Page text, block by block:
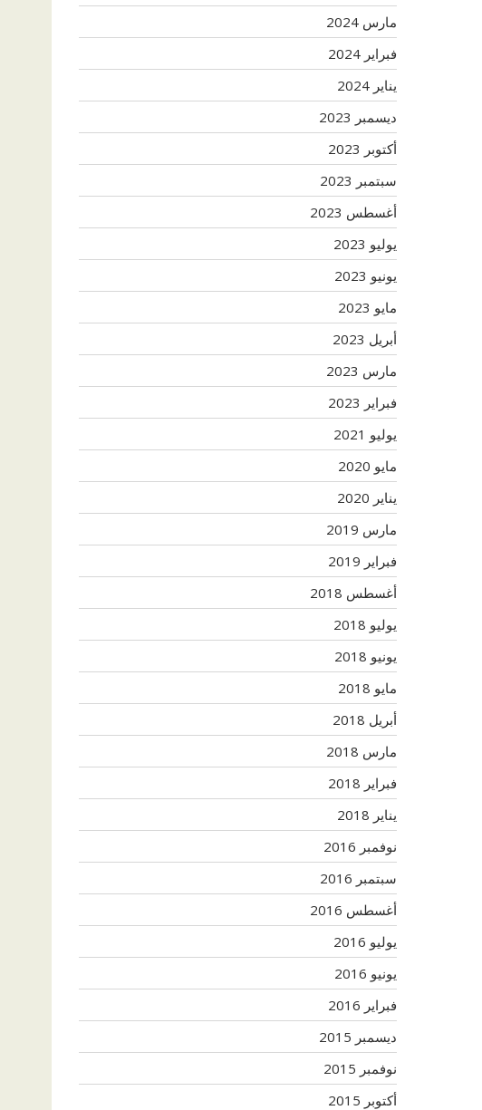
مارس 2024
فبراير 2024
يناير 2024
ديسمبر 2023
أكتوبر 2023
سبتمبر 2023
أغسطس 2023
يوليو 2023
يونيو 2023
مايو 2023
أبريل 2023
مارس 2023
فبراير 2023
يوليو 2021
مايو 2020
يناير 2020
مارس 2019
فبراير 2019
أغسطس 2018
يوليو 2018
يونيو 2018
مايو 2018
أبريل 2018
مارس 2018
فبراير 2018
يناير 2018
نوفمبر 2016
سبتمبر 2016
أغسطس 2016
يوليو 2016
يونيو 2016
فبراير 2016
ديسمبر 2015
نوفمبر 2015
أكتوبر 2015